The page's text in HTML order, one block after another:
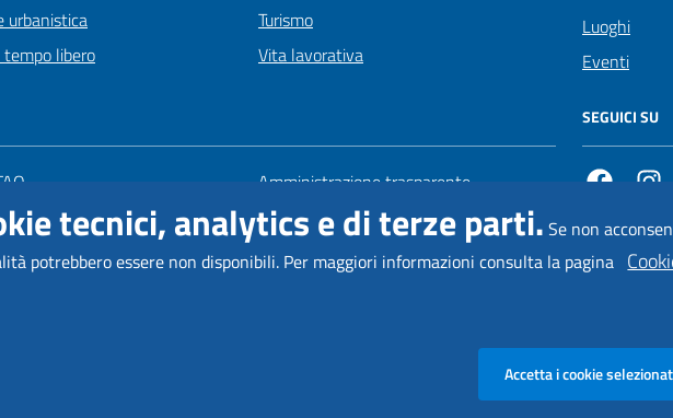
urbanistica
libero
Turismo
Vita lavorativa
Luoghi
Eventi
appuntamento
disservizio
Amministrazione trasparente
Mappa del sito
Informativa privacy
SEGUICI SU
Facebook
Comune di
Iakta
tecnici, analytics e di terze parti. Se non
potrebbero essere non disponibili. Per maggiori informazioni consulta la pagina
Accetta i cookie